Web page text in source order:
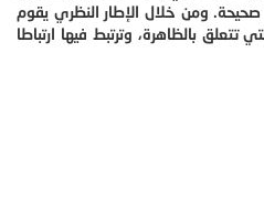
صحيحة. ومن خلال الإطار النظري يقوم
تتعلق بالظاهرة، وترتبط فيها ارتباطا